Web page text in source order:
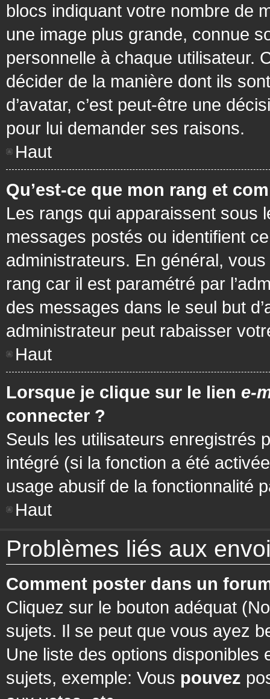
blocs indiquant votre nombre de
une image plus grande, connue
personnelle à chaque utilisateur.
décider de la manière dont ils
d’avatar, c’est peut-être une
pour lui demander ses raisons.
Haut
Qu’est-ce que mon rang et
Les rangs qui apparaissent sous
messages postés ou identifient
administrateurs. En général,
rang car il est paramétré par
des messages dans le seul but
administrateur peut rabaisser
Haut
Lorsque je clique sur le lien e-
connecter ?
Seuls les utilisateurs enregistrés
intégré (si la fonction a été
usage abusif de la fonctionnalité
Haut
Problèmes liés aux
Comment poster dans un
Cliquez sur le bouton adéquat
sujets. Il se peut que vous ayez
Une liste des options
sujets, exemple: Vous pouvez